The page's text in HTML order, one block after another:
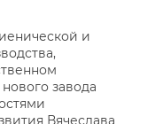
и
завода
Вячеслава